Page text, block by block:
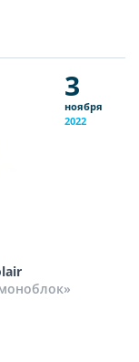
3
ноября
2022